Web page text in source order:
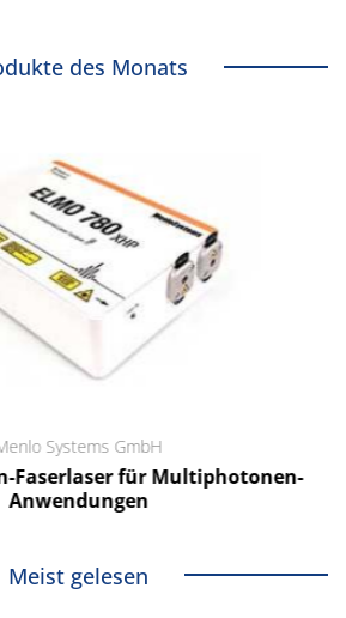
des Monats
Systems GmbH
Faserlaser für Multiphotonen-
Anwendungen
Meist gelesen